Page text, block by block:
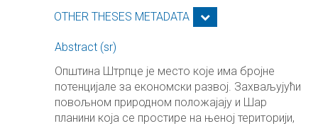
OTHER THESES METADATA
Abstract (sr)
Општина Штрпце је место које има бројне
потенцијале за економски развој. Захваљујући
повољном природном положајају и Шар
планини која се простире на њеној територији,